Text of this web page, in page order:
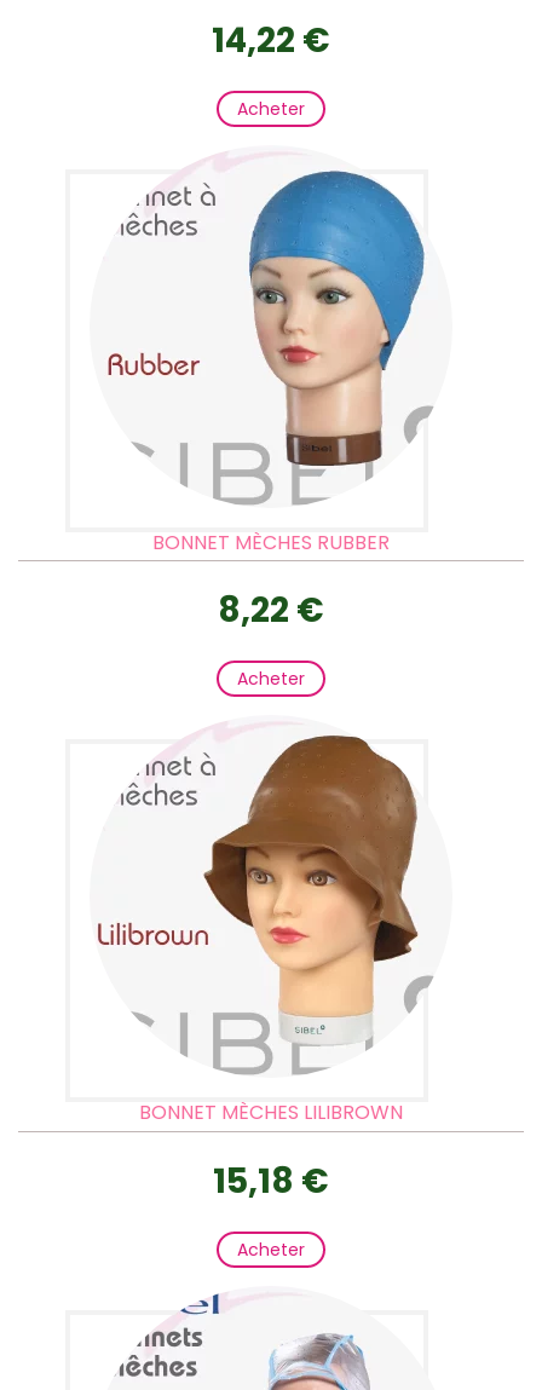
14,22 €
Acheter
BONNET MÈCHES RUBBER
8,22 €
Acheter
BONNET MÈCHES LILIBROWN
15,18 €
Acheter